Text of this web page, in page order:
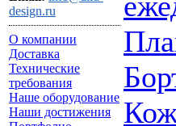
design.ru
О компании
Доставка
Технические
требования
Наше оборудование
Наши достижения